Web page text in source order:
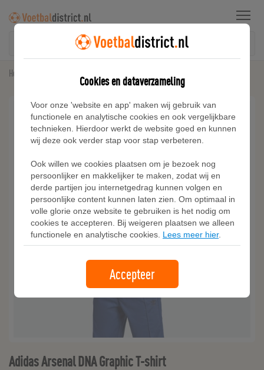
Menu
Home
Adidas Arsenal DNA Graphic T-shirt
Cookies en dataverzameling
Voor onze 'website en app' maken wij gebruik van
functionele en analytische cookies en ook vergelijkbare
technieken. Hierdoor werkt de website goed en kunnen
wij deze ook verder stap voor stap verbeteren.
Ook willen we cookies plaatsen om je bezoek nog
persoonlijker en makkelijker te maken, zodat wij en
derde partijen jou internetgedrag kunnen volgen en
persoonlijke content kunnen laten zien. Om optimaal in
volle glorie onze website te gebruiken is het nodig om
cookies te accepteren. Bij weigeren plaatsen we alleen
functionele en analytische cookies. Lees meer hier.
Accepteer